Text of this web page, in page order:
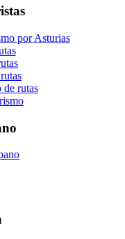
por Asturias
rutas